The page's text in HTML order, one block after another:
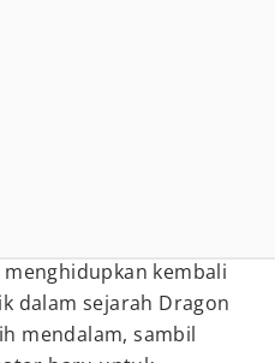
kembali
dalam sejarah Dragon
mendalam, sambil